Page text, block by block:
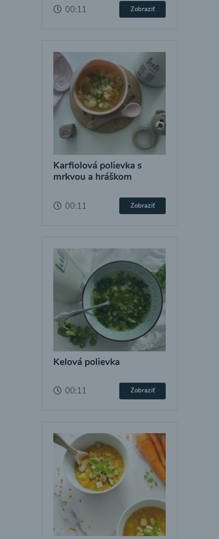
00:11 Zobraziť
Karfiolová polievka s
mrkvou a hráškom
00:11 Zobraziť
Kelová polievka
00:11 Zobraziť